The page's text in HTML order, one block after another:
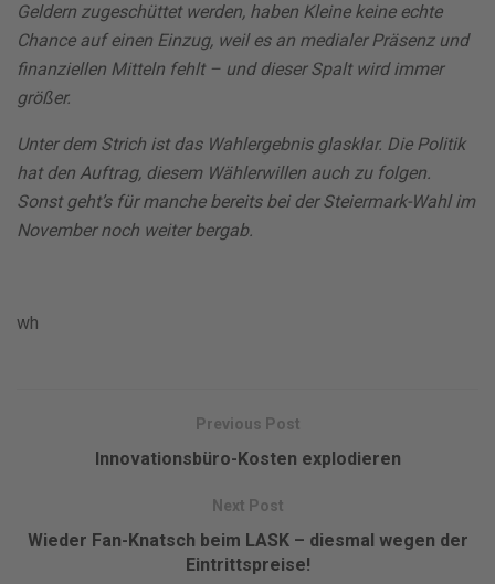
Geldern zugeschüttet werden, haben Kleine keine echte
Chance auf einen Einzug, weil es an medialer Präsenz und
finanziellen Mitteln fehlt – und dieser Spalt wird immer
größer.
Unter dem Strich ist das Wahlergebnis glasklar. Die Politik
hat den Auftrag, diesem Wählerwillen auch zu folgen.
Sonst geht’s für manche bereits bei der Steiermark-Wahl im
November noch weiter bergab.
wh
Previous Post
Innovationsbüro-Kosten explodieren
Next Post
Wieder Fan-Knatsch beim LASK – diesmal wegen der
Eintrittspreise!